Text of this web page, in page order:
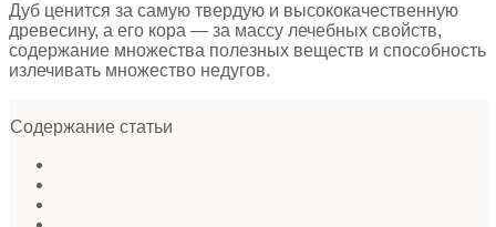
Дуб ценится за самую твердую и высококачественную
древесину, а его кора — за массу лечебных свойств,
содержание множества полезных веществ и способность
излечивать множество недугов.
Содержание статьи